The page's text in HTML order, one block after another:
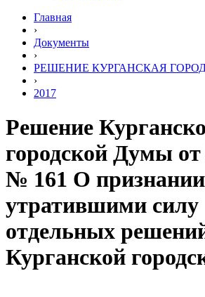
Главная
›
Документы
›
РЕШЕНИЕ КУРГАНСКАЯ
›
2017
Решение
городской Думы от
№ 161 О признании
утратившими силу
отдельных
Курганской